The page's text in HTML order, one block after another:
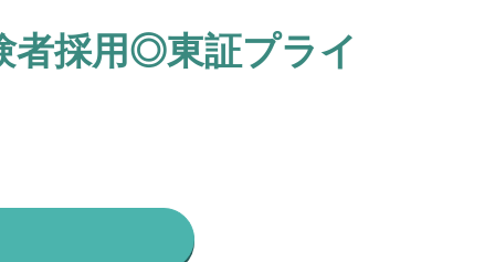
者採用◎東証プライ